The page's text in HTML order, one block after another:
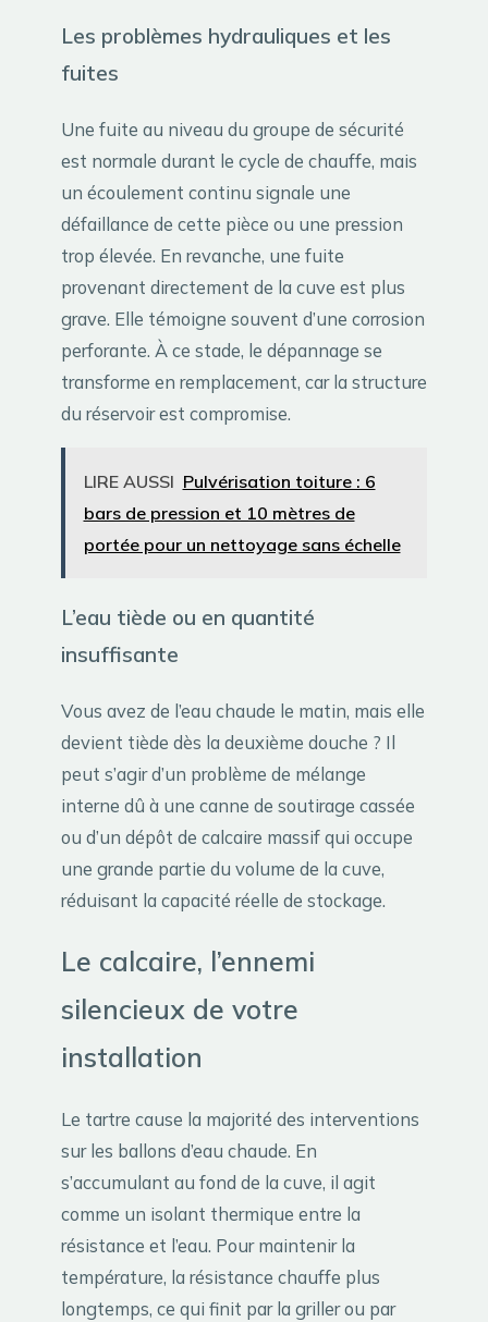
Les problèmes hydrauliques et les
fuites
Une fuite au niveau du groupe de sécurité
est normale durant le cycle de chauffe, mais
un écoulement continu signale une
défaillance de cette pièce ou une pression
trop élevée. En revanche, une fuite
provenant directement de la cuve est plus
grave. Elle témoigne souvent d’une corrosion
perforante. À ce stade, le dépannage se
transforme en remplacement, car la structure
du réservoir est compromise.
LIRE AUSSI Pulvérisation toiture : 6
bars de pression et 10 mètres de
portée pour un nettoyage sans échelle
L’eau tiède ou en quantité
insuffisante
Vous avez de l’eau chaude le matin, mais elle
devient tiède dès la deuxième douche ? Il
peut s’agir d’un problème de mélange
interne dû à une canne de soutirage cassée
ou d’un dépôt de calcaire massif qui occupe
une grande partie du volume de la cuve,
réduisant la capacité réelle de stockage.
Le calcaire, l’ennemi
silencieux de votre
installation
Le tartre cause la majorité des interventions
sur les ballons d’eau chaude. En
s’accumulant au fond de la cuve, il agit
comme un isolant thermique entre la
résistance et l’eau. Pour maintenir la
température, la résistance chauffe plus
longtemps, ce qui finit par la griller ou par